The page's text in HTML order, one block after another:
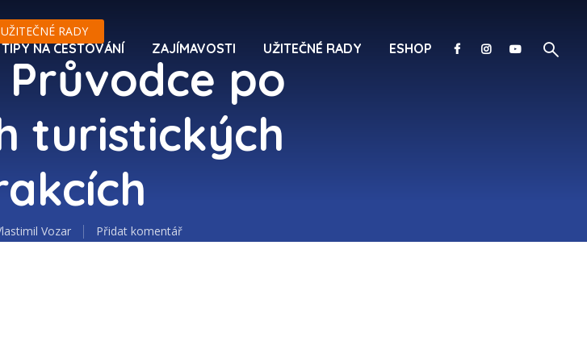
TIPY NA CESTOVÁNÍ ZAJÍMAVOSTI UŽITEČNÉ RADY ESHOP
UŽITEČNÉ RADY
po
turistických
Vozar Přidat komentář